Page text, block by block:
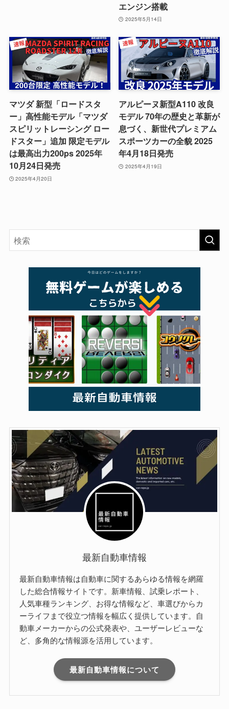
エンジン搭載
2025年5月14日
マツダ 新型「ロードスタ
ー」高性能モデル「マツダ
スピリットレーシング ロー
ドスター」追加 限定モデル
は最高出力200ps 2025年
10月24日発売
2025年4月20日
アルピーヌ新型A110 改良
モデル 70年の歴史と革新が
息づく、新世代プレミアム
スポーツカーの全貌 2025
年4月18日発売
2025年4月19日
最新自動車情報
最新自動車情報は自動車に関するあらゆる情報を網羅
した総合情報サイトです。新車情報、試乗レポート、
人気車種ランキング、お得な情報など、車選びからカ
ーライフまで役立つ情報を幅広く提供しています。自
動車メーカーからの公式発表や、ユーザーレビューな
ど、多角的な情報源を活用しています。
最新自動車情報について